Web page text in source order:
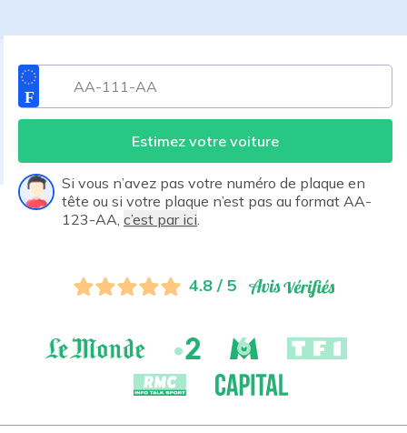
Estimez votre voiture
Si vous n’avez pas votre numéro de plaque en
tête ou si votre plaque n’est pas au format AA-
123-AA, c’est par ici
4.8 / 5